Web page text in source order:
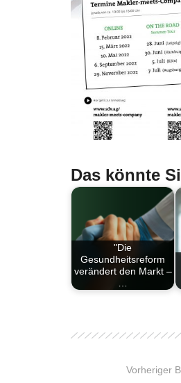
Das könnte
"Die
Gesundheitsreform
verändert den Markt –
Vorheriger